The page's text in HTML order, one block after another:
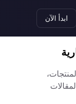
ابدأ الآن